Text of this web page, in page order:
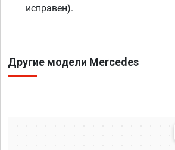
исправен).
Другие модели Mercedes